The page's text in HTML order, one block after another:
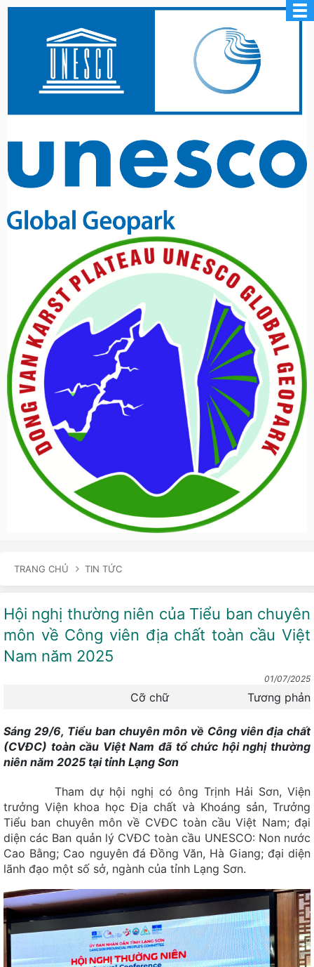
TRANG CHỦ TIN TỨC
Hội nghị thường niên của Tiểu ban chuyên
môn về Công viên địa chất toàn cầu Việt
Nam năm 2025
01/07/2025
Cỡ chữ Tương phản
Sáng 29/6, Tiểu ban chuyên môn về Công viên địa chất
(CVĐC) toàn cầu Việt Nam đã tổ chức hội nghị thường
niên năm 2025 tại tỉnh Lạng Sơn
Tham dự hội nghị có ông Trịnh Hải Sơn, Viện
trưởng Viện khoa học Địa chất và Khoáng sản, Trưởng
Tiểu ban chuyên môn về CVĐC toàn cầu Việt Nam; đại
diện các Ban quản lý CVĐC toàn cầu UNESCO: Non nước
Cao Bằng; Cao nguyên đá Đồng Văn, Hà Giang; đại diện
lãnh đạo một số sở, ngành của tỉnh Lạng Sơn.